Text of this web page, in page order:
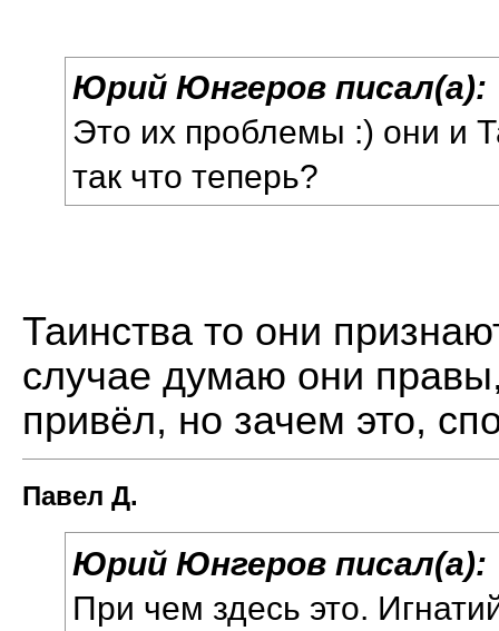
Юрий Юнгеров писал(а):
Это их проблемы :) они и
так что теперь?
Таинства то они
случае думаю они
привёл, но зачем это,
Павел Д.
Юрий Юнгеров писал(а):
При чем здесь это.